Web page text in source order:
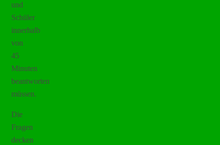
und
Schüler
innerhalb
von
45
Minuten
beantworten
müssen.
Die
Fragen
decken